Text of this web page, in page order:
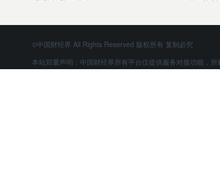
©中国财经界 All Rights Reserved 版权所有 复制必究
本站郑重声明：中国财经界所有平台仅提供服务对接功能，